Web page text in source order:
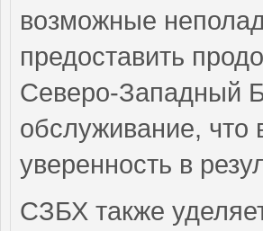
возможные
предоставить
Северо-Западный
обслуживание, что
уверенность в
СЗБХ также